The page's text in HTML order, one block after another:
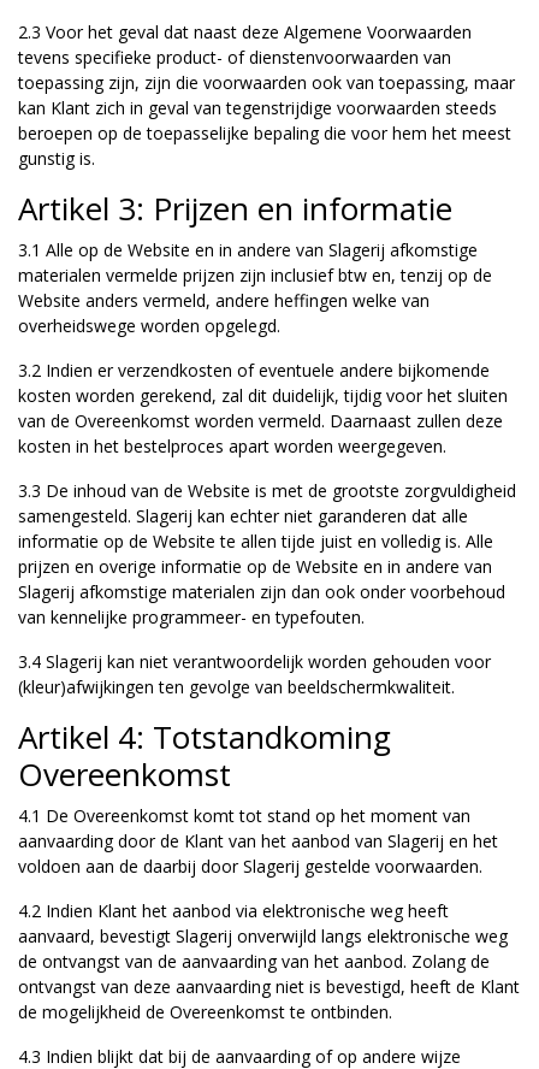
2.3 Voor het geval dat naast deze Algemene Voorwaarden
tevens specifieke product- of dienstenvoorwaarden van
toepassing zijn, zijn die voorwaarden ook van toepassing, maar
kan Klant zich in geval van tegenstrijdige voorwaarden steeds
beroepen op de toepasselijke bepaling die voor hem het meest
gunstig is.
Artikel 3: Prijzen en informatie
3.1 Alle op de Website en in andere van Slagerij afkomstige
materialen vermelde prijzen zijn inclusief btw en, tenzij op de
Website anders vermeld, andere heffingen welke van
overheidswege worden opgelegd.
3.2 Indien er verzendkosten of eventuele andere bijkomende
kosten worden gerekend, zal dit duidelijk, tijdig voor het sluiten
van de Overeenkomst worden vermeld. Daarnaast zullen deze
kosten in het bestelproces apart worden weergegeven.
3.3 De inhoud van de Website is met de grootste zorgvuldigheid
samengesteld. Slagerij kan echter niet garanderen dat alle
informatie op de Website te allen tijde juist en volledig is. Alle
prijzen en overige informatie op de Website en in andere van
Slagerij afkomstige materialen zijn dan ook onder voorbehoud
van kennelijke programmeer- en typefouten.
3.4 Slagerij kan niet verantwoordelijk worden gehouden voor
(kleur)afwijkingen ten gevolge van beeldschermkwaliteit.
Artikel 4: Totstandkoming
Overeenkomst
4.1 De Overeenkomst komt tot stand op het moment van
aanvaarding door de Klant van het aanbod van Slagerij en het
voldoen aan de daarbij door Slagerij gestelde voorwaarden.
4.2 Indien Klant het aanbod via elektronische weg heeft
aanvaard, bevestigt Slagerij onverwijld langs elektronische weg
de ontvangst van de aanvaarding van het aanbod. Zolang de
ontvangst van deze aanvaarding niet is bevestigd, heeft de Klant
de mogelijkheid de Overeenkomst te ontbinden.
4.3 Indien blijkt dat bij de aanvaarding of op andere wijze